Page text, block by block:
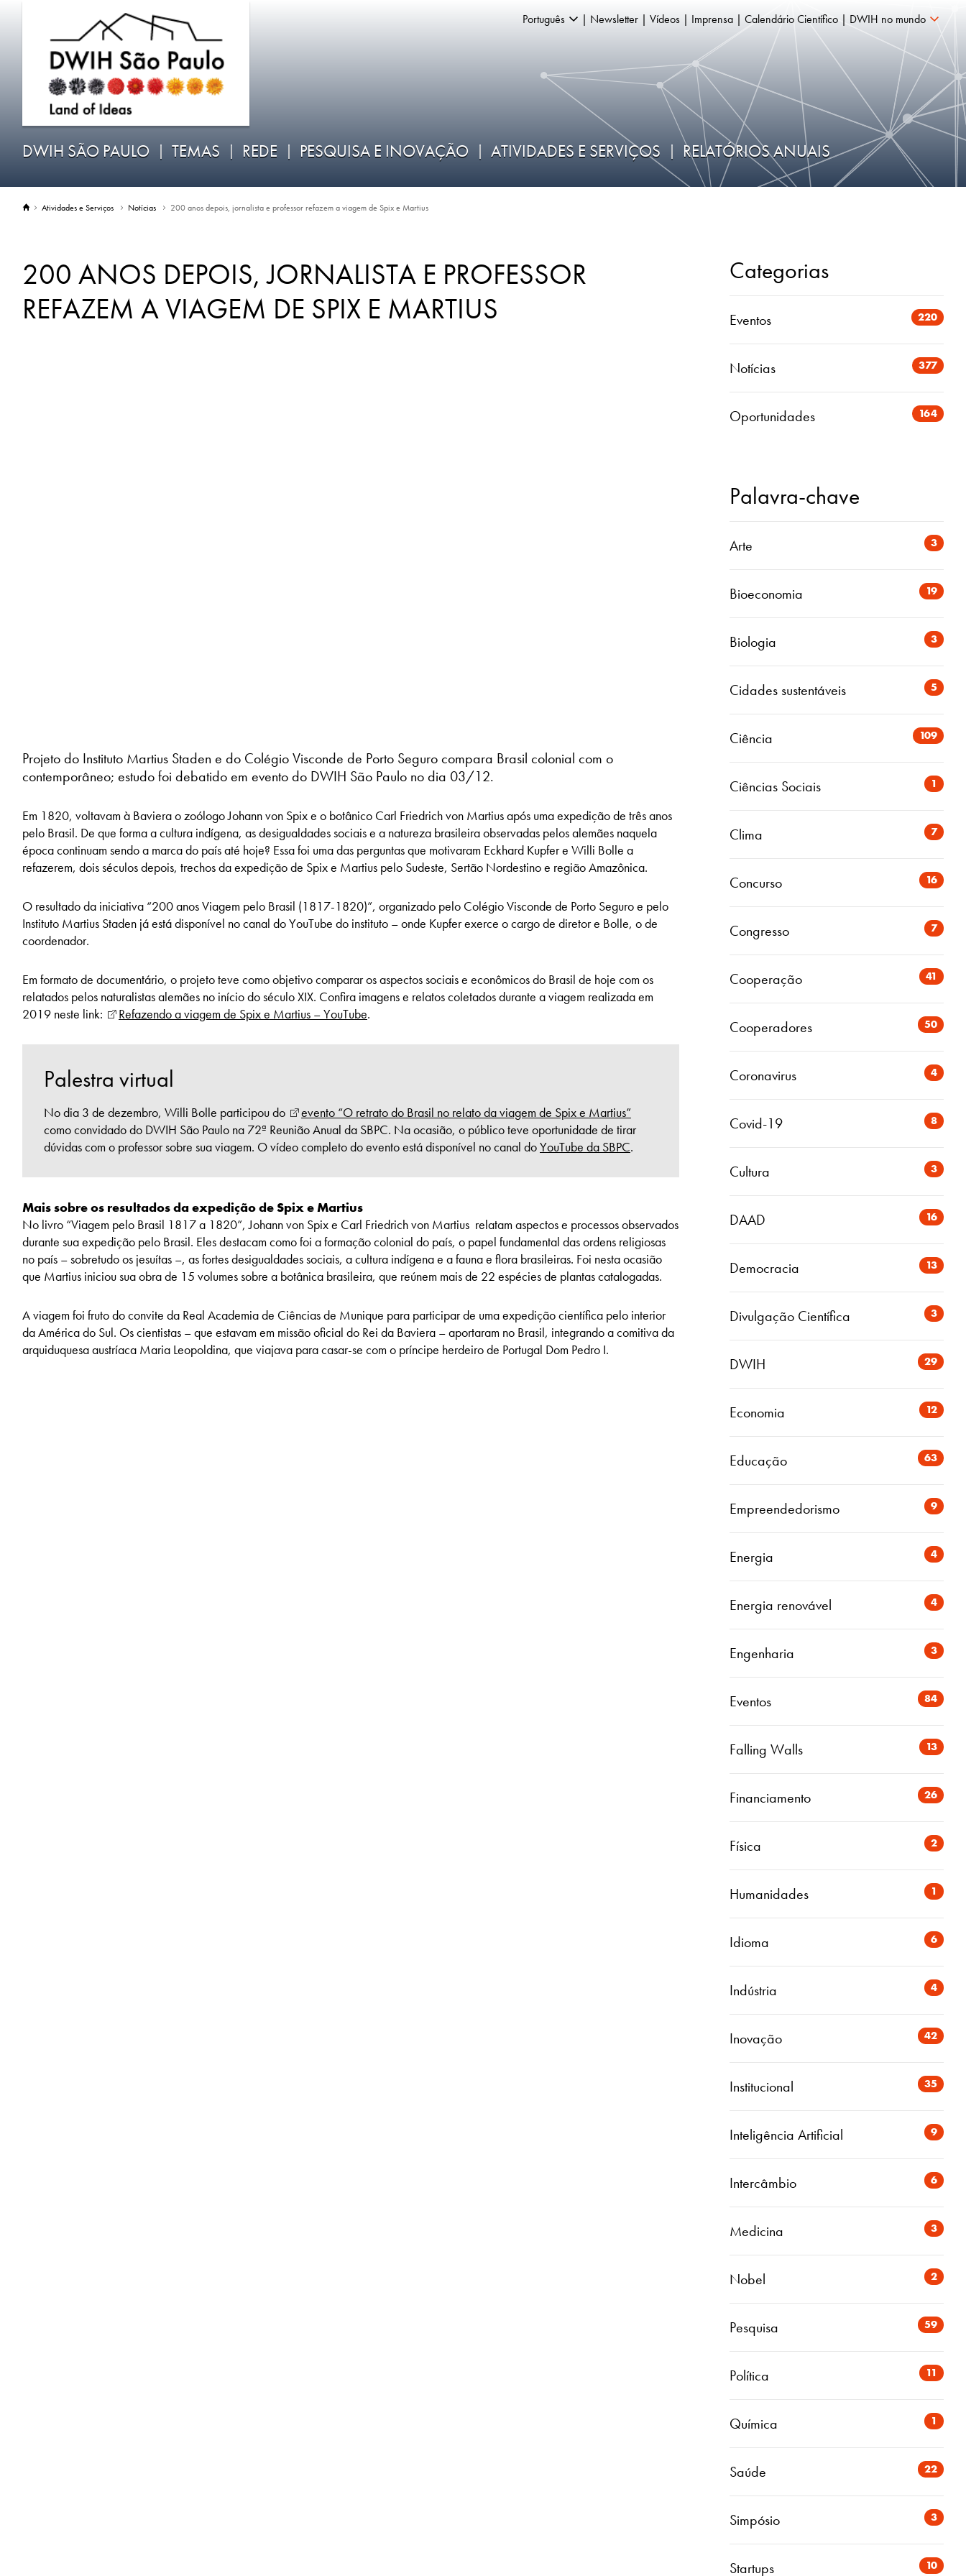
Português Newsletter Vídeos Imprensa Calendário Científico DWIH no mundo
DWIH SÃO PAULO TEMAS REDE PESQUISA E INOVAÇÃO ATIVIDADES E SERVIÇOS RELATÓRIOS ANUAIS
Atividades e Serviços Notícias 200 anos depois, jornalista e professor refazem a viagem de Spix e Martius
200 ANOS DEPOIS, JORNALISTA E PROFESSOR
REFAZEM A VIAGEM DE SPIX E MARTIUS
Projeto do Instituto Martius Staden e do Colégio Visconde de Porto Seguro compara Brasil colonial com o
contemporâneo; estudo foi debatido em evento do DWIH São Paulo no dia 03/12.
Em 1820, voltavam à Baviera o zoólogo Johann von Spix e o botânico Carl Friedrich von Martius após uma expedição de três anos
pelo Brasil. De que forma a cultura indígena, as desigualdades sociais e a natureza brasileira observadas pelos alemães naquela
época continuam sendo a marca do país até hoje? Essa foi uma das perguntas que motivaram Eckhard Kupfer e Willi Bolle a
refazerem, dois séculos depois, trechos da expedição de Spix e Martius pelo Sudeste, Sertão Nordestino e região Amazônica.
O resultado da iniciativa “200 anos Viagem pelo Brasil (1817-1820)”, organizado pelo Colégio Visconde de Porto Seguro e pelo
Instituto Martius Staden já está disponível no canal do YouTube do instituto – onde Kupfer exerce o cargo de diretor e Bolle, o de
coordenador.
Em formato de documentário, o projeto teve como objetivo comparar os aspectos sociais e econômicos do Brasil de hoje com os
relatados pelos naturalistas alemães no início do século XIX. Confira imagens e relatos coletados durante a viagem realizada em
2019 neste link:
Refazendo a viagem de Spix e Martius – YouTube.
Palestra virtual
No dia 3 de dezembro, Willi Bolle participou do
evento “O retrato do Brasil no relato da viagem de Spix e Martius”
como convidado do DWIH São Paulo na 72ª Reunião Anual da SBPC. Na ocasião, o público teve oportunidade de tirar
dúvidas com o professor sobre sua viagem. O vídeo completo do evento está disponível no canal doYouTube da SBPC.
Mais sobre os resultados da expedição de Spix e Martius
No livro “Viagem pelo Brasil 1817 a 1820”, Johann von Spix e Carl Friedrich von Martius relatam aspectos e processos observados
durante sua expedição pelo Brasil. Eles destacam como foi a formação colonial do país, o papel fundamental das ordens religiosas
no país – sobretudo os jesuítas –, as fortes desigualdades sociais, a cultura indígena e a fauna e flora brasileiras. Foi nesta ocasião
que Martius iniciou sua obra de 15 volumes sobre a botânica brasileira, que reúnem mais de 22 espécies de plantas catalogadas.
A viagem foi fruto do convite da Real Academia de Ciências de Munique para participar de uma expedição científica pelo interior
da América do Sul. Os cientistas – que estavam em missão oficial do Rei da Baviera – aportaram no Brasil, integrando a comitiva da
arquiduquesa austríaca Maria Leopoldina, que viajava para casar-se com o príncipe herdeiro de Portugal Dom Pedro I.
Categorias
Eventos 220
Notícias 377
Oportunidades 164
Palavra-chave
Arte 3
Bioeconomia 19
Biologia 3
Cidades sustentáveis 5
Ciência 109
Ciências Sociais 1
Clima 7
Concurso 16
Congresso 7
Cooperação 41
Cooperadores 50
Coronavirus 4
Covid-19 8
Cultura 3
DAAD 16
Democracia 13
Divulgação Científica 3
DWIH 29
Economia 12
Educação 63
Empreendedorismo 9
Energia 4
Energia renovável 4
Engenharia 3
Eventos 84
Falling Walls 13
Financiamento 26
Física 2
Humanidades 1
Idioma 6
Indústria 4
Inovação 42
Institucional 35
Inteligência Artificial 9
Intercâmbio 6
Medicina 3
Nobel 2
Pesquisa 59
Política 11
Química 1
Saúde 22
Simpósio 3
Startups 10